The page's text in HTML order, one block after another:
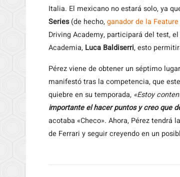
Italia. El mexicano no estará solo, ya
Series(de hecho,ganador de la Feature
Driving Academy, participará del test,
Academia, Luca Baldiserri, esto
Pérez viene de obtener un séptimo
manifestó tras la competencia, que
quiebre en su temporada, «Estoy
importante el hacer puntos y creo que
acotaba «Checo». Ahora, Pérez tendrá
de Ferrari y seguir creyendo en un